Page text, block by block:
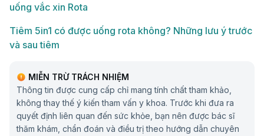
uống vắc xin Rota
Tiêm 5in1 có được uống rota không? Những lưu ý trước
và sau tiêm
MIỄN TRỪ TRÁCH NHIỆM
Thông tin được cung cấp chỉ mang tính chất tham khảo,
không thay thế ý kiến tham vấn y khoa. Trước khi đưa ra
quyết định liên quan đến sức khỏe, bạn nên được bác sĩ
thăm khám, chẩn đoán và điều trị theo hướng dẫn chuyên